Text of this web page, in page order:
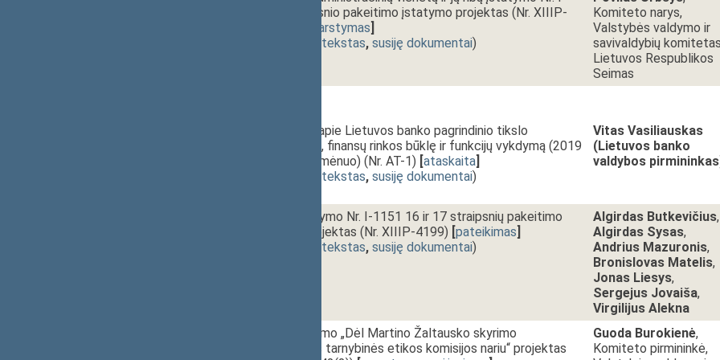
558 7 straipsnio pakeitimo įstatymo projektas (Nr. XIIIP-
svarstymas]
dokumento tekstas, susiję dokumentai)
Komiteto narys,
Valstybės valdymo ir
savivaldybių
Lietuvos Respublikos
Seimas
Pranešimas apie Lietuvos banko pagrindinio tikslo
įgyvendinimą, finansų rinkos būklę ir funkcijų vykdymą (2019
metų spalio mėnuo) (Nr. AT-1) [ataskaita]
dokumento tekstas, susiję dokumentai)
Vitas Vasiliauskas
(Lietuvos banko
valdybos
Sporto įstatymo Nr. I-1151 16 ir 17 straipsnių pakeitimo
įstatymo projektas (Nr. XIIIP-4199) [pateikimas]
dokumento tekstas, susiję dokumentai)
Algirdas Butkevičius,
Algirdas Sysas,
Andrius Mazuronis,
Bronislovas Matelis,
Jonas Liesys,
Sergejus Jovaiša,
Virgilijus Alekna
Seimo nutarimo „Dėl Martino Žaltausko skyrimo
Vyriausiosios tarnybinės etikos komisijos nariu“ projektas
Guoda Burokienė,
Komiteto pirmininkė,